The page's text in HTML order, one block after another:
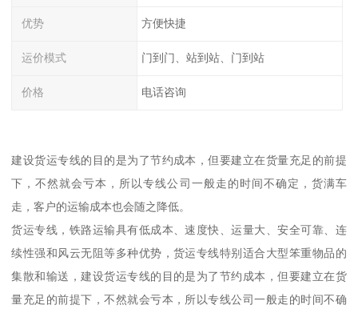
优势 方便快捷
运价模式 门到门、站到站、门到站
价格 电话咨询
建设货运专线的目的是为了节约成本，但要建立在货量充足的前提
下，不然就会亏本，所以专线公司一般走的时间不确定，货满车
走，客户的运输成本也会随之降低。
货运专线，铁路运输具有低成本、速度快、运量大、安全可靠、连
续性强和风云无阻等多种优势，货运专线特别适合大型笨重物品的
集散和输送，建设货运专线的目的是为了节约成本，但要建立在货
量充足的前提下，不然就会亏本，所以专线公司一般走的时间不确